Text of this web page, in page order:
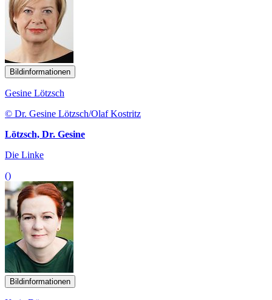
Bildinformationen
Gesine Lötzsch
© Dr. Gesine Lötzsch/Olaf Kostritz
Lötzsch, Dr. Gesine
Die Linke
()
Bildinformationen